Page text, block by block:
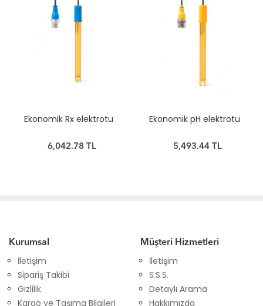
Ekonomik Rx elektrotu
6,042.78 TL
Ekonomik pH elektrotu
5,493.44 TL
Kurumsal
İletişim
Sipariş Takibi
Gizlilik
Kargo ve Taşıma Bilgileri
Müşteri Hizmetleri
İletişim
S.S.S.
Detaylı Arama
Hakkımızda